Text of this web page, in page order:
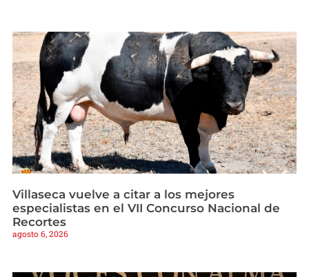
Villaseca vuelve a citar a los mejores
especialistas en el VII Concurso Nacional de
Recortes
agosto 6, 2026